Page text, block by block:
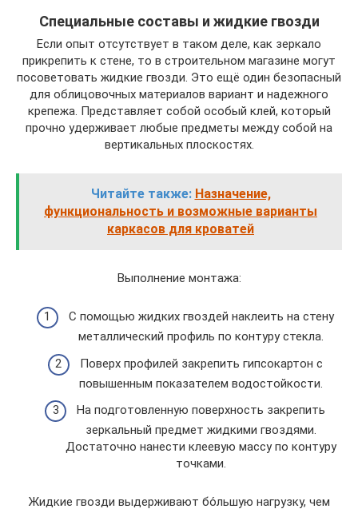
Специальные составы и жидкие гвозди
Если опыт отсутствует в таком деле, как зеркало
прикрепить к стене, то в строительном магазине могут
посоветовать жидкие гвозди. Это ещё один безопасный
для облицовочных материалов вариант и надежного
крепежа. Представляет собой особый клей, который
прочно удерживает любые предметы между собой на
вертикальных плоскостях.
Читайте также: Назначение,
функциональность и возможные варианты
каркасов для кроватей
Выполнение монтажа:
С помощью жидких гвоздей наклеить на стену
металлический профиль по контуру стекла.
Поверх профилей закрепить гипсокартон с
повышенным показателем водостойкости.
На подготовленную поверхность закрепить
зеркальный предмет жидкими гвоздями.
Достаточно нанести клеевую массу по контуру
точками.
Жидкие гвозди выдерживают бо́льшую нагрузку, чем